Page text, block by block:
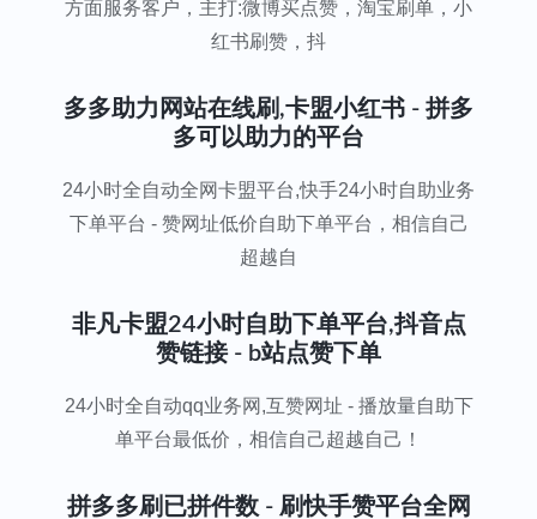
方面服务客户，主打:微博买点赞，淘宝刷单，小
红书刷赞，抖
多多助力网站在线刷,卡盟小红书 - 拼多
多可以助力的平台
24小时全自动全网卡盟平台,快手24小时自助业务
下单平台 - 赞网址低价自助下单平台，相信自己
超越自
非凡卡盟24小时自助下单平台,抖音点
赞链接 - b站点赞下单
24小时全自动qq业务网,互赞网址 - 播放量自助下
单平台最低价，相信自己超越自己！
拼多多刷已拼件数 - 刷快手赞平台全网